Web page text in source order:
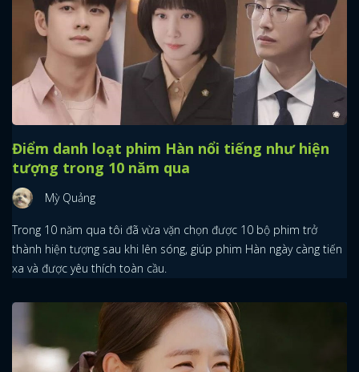
Điểm danh loạt phim Hàn nổi tiếng như hiện
tượng trong 10 năm qua
Mỳ Quảng
Trong 10 năm qua tôi đã vừa vặn chọn được 10 bộ phim trở
thành hiện tượng sau khi lên sóng, giúp phim Hàn ngày càng tiến
xa và được yêu thích toàn cầu.